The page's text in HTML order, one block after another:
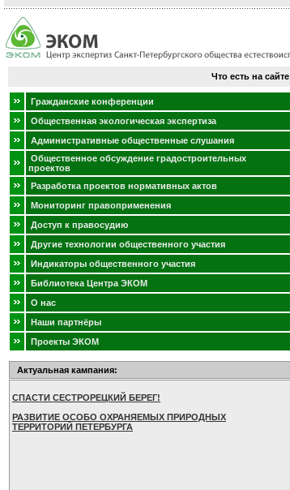
Что есть на сайте
Гражданские конференции
Общественная экологическая экспертиза
Административные общественные слушания
Общественное обсуждение градостроительных
проектов
Разработка проектов нормативных актов
Мониторинг правоприменения
Доступ к правосудию
Другие технологии общественного участия
Индикаторы общественного участия
Библиотека Центра ЭКОМ
О нас
Наши партнёры
Проекты ЭКОМ
Актуальная кампания:
СПАСТИ СЕСТРОРЕЦКИЙ БЕРЕГ!
РАЗВИТИЕ ОСОБО ОХРАНЯЕМЫХ ПРИРОДНЫХ
ТЕРРИТОРИЙ ПЕТЕРБУРГА